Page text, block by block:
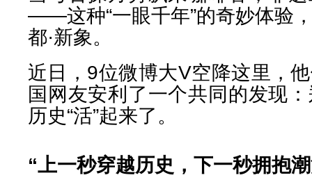
——这种“一眼千年”的奇妙体验
都·新象。
近日，9位微博大V空降这里，
国网友安利了一个共同的发现
历史“活”起来了。
“上一秒穿越历史，下一秒拥抱